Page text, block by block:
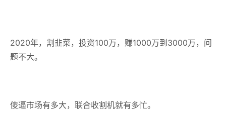
2020年，割韭菜，投资100万，赚1000万到3000万，问
题不大。
傻逼市场有多大，联合收割机就有多忙。